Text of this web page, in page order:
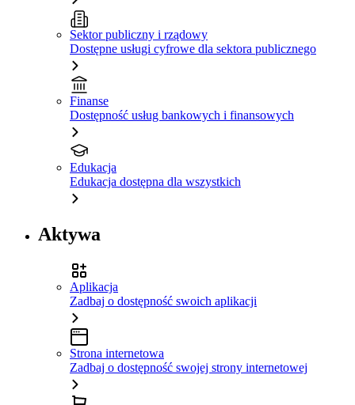
Sektor publiczny i rządowy
Dostępne usługi cyfrowe dla sektora publicznego
Finanse
Dostępność usług bankowych i finansowych
Edukacja
Edukacja dostępna dla wszystkich
Aktywa
Aplikacja
Zadbaj o dostępność swoich aplikacji
Strona internetowa
Zadbaj o dostępność swojej strony internetowej